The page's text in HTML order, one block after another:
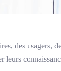
des usagers,
leurs